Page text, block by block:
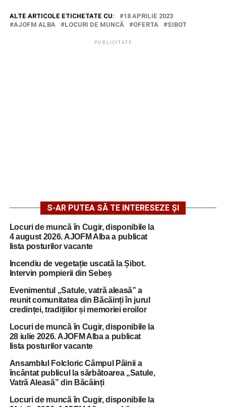
ALTE ARTICOLE ETICHETATE CU:
18 APRILIE 2023
AJOFM ALBA
LOCURI DE MUNCĂ OFERTA SIBOT
PUBLICITATE
S-AR PUTEA SĂ TE INTERESEZE ȘI
Locuri de muncă în Cugir, disponibile la
4 august 2026. AJOFM Alba a publicat
lista posturilor vacante
Incendiu de vegetație uscată la Șibot.
Intervin pompierii din Sebeș
Evenimentul „Satule, vatră aleasă” a
reunit comunitatea din Băcăinți în jurul
credinței, tradițiilor și memoriei eroilor
Locuri de muncă în Cugir, disponibile la
28 iulie 2026. AJOFM Alba a publicat
lista posturilor vacante
Ansamblul Folcloric Câmpul Pâinii a
încântat publicul la sărbătoarea „Satule,
Vatră Aleasă” din Băcăinți
Locuri de muncă în Cugir, disponibile la